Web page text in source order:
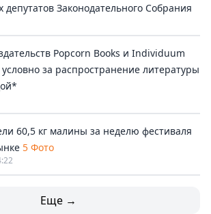
депутатов Законодательного Собрания
Popcorn Books и Individuum
за распространение литературы
60,5 кг малины за неделю фестиваля
5 Фото
Еще →